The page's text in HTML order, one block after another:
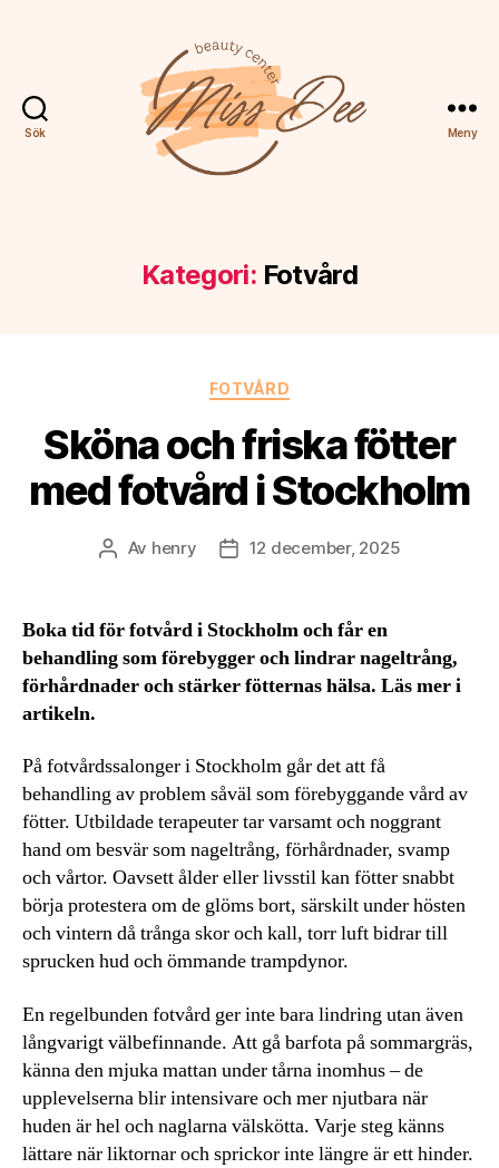
Sök Meny
Kategori: Fotvård
Kategorier
FOTVÅRD
Sköna och friska fötter
med fotvård i Stockholm
Inläggsförfattare
Av henry Inläggsdatum
12 december, 2025
Boka tid för fotvård i Stockholm och får en
behandling som förebygger och lindrar nageltrång,
förhårdnader och stärker fötternas hälsa. Läs mer i
artikeln.
På fotvårdssalonger i Stockholm går det att få
behandling av problem såväl som förebyggande vård av
fötter. Utbildade terapeuter tar varsamt och noggrant
hand om besvär som nageltrång, förhårdnader, svamp
och vårtor. Oavsett ålder eller livsstil kan fötter snabbt
börja protestera om de glöms bort, särskilt under hösten
och vintern då trånga skor och kall, torr luft bidrar till
sprucken hud och ömmande trampdynor.
En regelbunden fotvård ger inte bara lindring utan även
långvarigt välbefinnande. Att gå barfota på sommargräs,
känna den mjuka mattan under tårna inomhus – de
upplevelserna blir intensivare och mer njutbara när
huden är hel och naglarna välskötta. Varje steg känns
lättare när liktornar och sprickor inte längre är ett hinder.